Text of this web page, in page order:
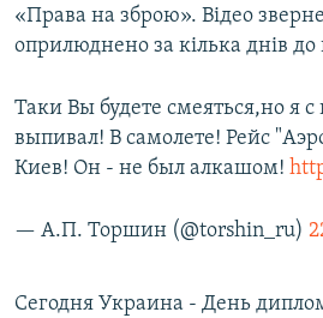
«Права на зброю». Відео
оприлюднено за кілька днів до
Таки Вы будете смеяться,но я
выпивал! В самолете! Рейс
Киев! Он - не был алкашом!
— А.П. Торшин (@torshin_ru)
Сегодня Украина - День